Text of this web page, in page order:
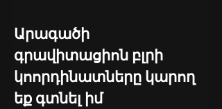
Արագածի
գրավիտացիոն բլրի
կոորդինատները կարող
եք գտնել իմ